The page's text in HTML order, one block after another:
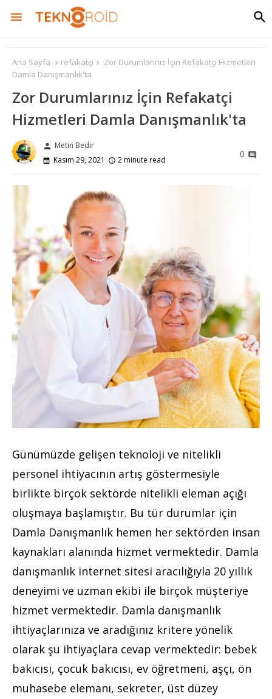
Ana Sayfa refakatçi
Zor Durumlarınız İçin Refakatçi Hizmetleri
Damla Danışmanlık'ta
Zor Durumlarınız İçin Refakatçi
Hizmetleri Damla Danışmanlık'ta
person Metin Bedir
Kasım 29, 2021
2 minute read
0
Günümüzde gelişen teknoloji ve nitelikli
personel ihtiyacının artış göstermesiyle
birlikte birçok sektörde nitelikli eleman açığı
oluşmaya başlamıştır. Bu tür durumlar için
Damla Danışmanlık hemen her sektörden insan
kaynakları alanında hizmet vermektedir. Damla
danışmanlık internet sitesi aracılığıyla 20 yıllık
deneyimi ve uzman ekibi ile birçok müşteriye
hizmet vermektedir. Damla danışmanlık
ihtiyaçlarınıza ve aradığınız kritere yönelik
olarak şu ihtiyaçlara cevap vermektedir: bebek
bakıcısı, çocuk bakıcısı, ev öğretmeni, aşçı, ön
muhasebe elemanı, sekreter, üst düzey